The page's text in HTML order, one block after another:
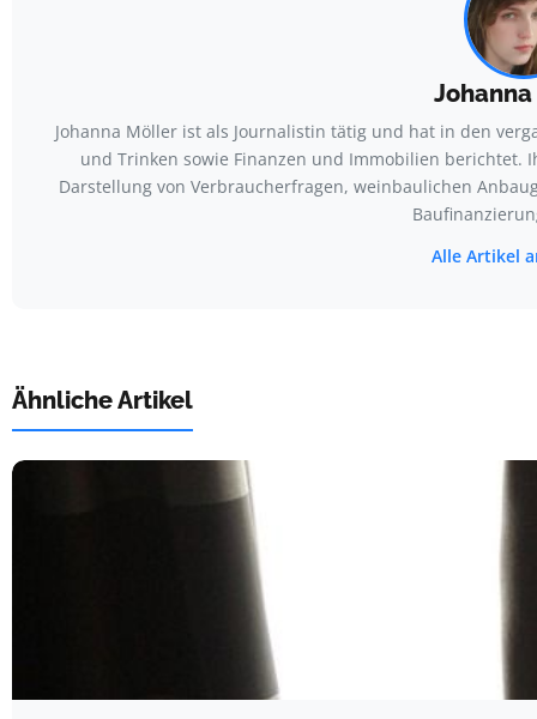
Johanna Möller ist als Journalistin tätig und hat in den
und Trinken sowie Finanzen und Immobilien berichtet.
Darstellung von Verbraucherfragen, weinbaulichen
Alle Artikel
Ähnliche Artikel